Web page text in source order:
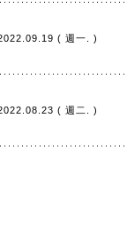
( 週一. )
( 週二. )